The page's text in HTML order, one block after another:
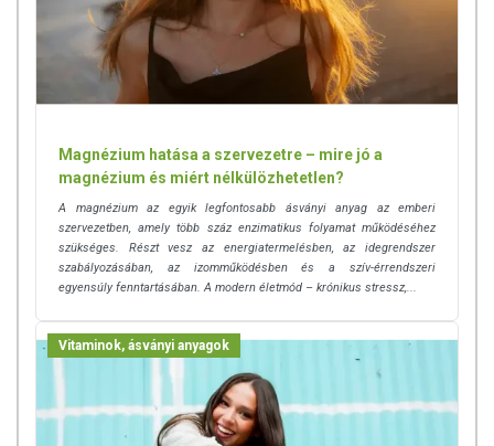
Magnézium hatása a szervezetre – mire jó a
magnézium és miért nélkülözhetetlen?
A magnézium az egyik legfontosabb ásványi anyag az emberi
szervezetben, amely több száz enzimatikus folyamat működéséhez
szükséges. Részt vesz az energiatermelésben, az idegrendszer
szabályozásában, az izomműködésben és a szív-érrendszeri
egyensúly fenntartásában. A modern életmód – krónikus stressz,...
Vitaminok, ásványi anyagok